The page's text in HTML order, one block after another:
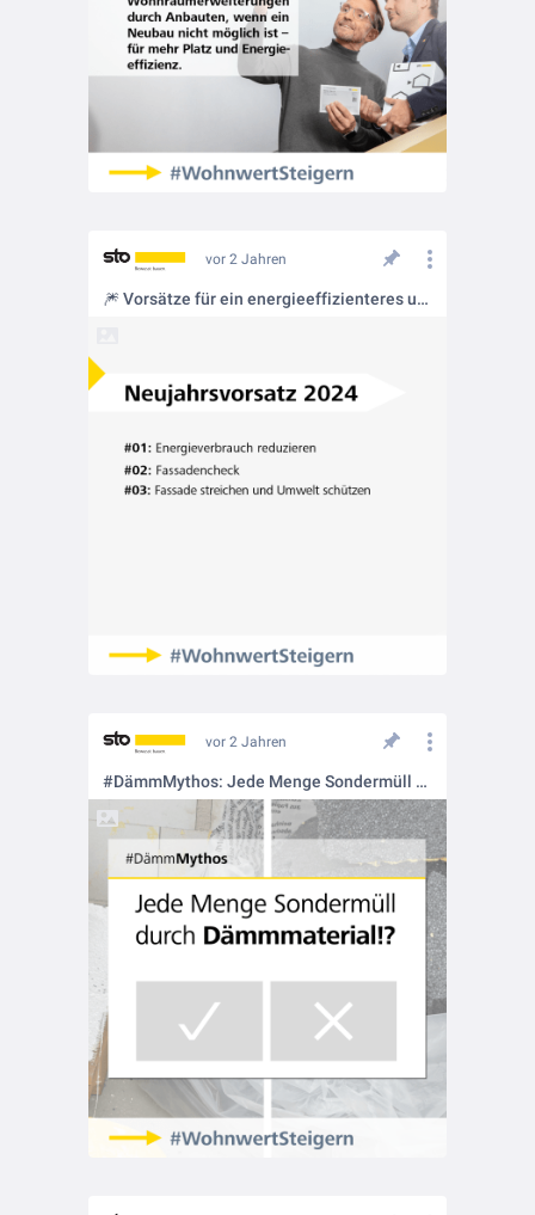
vor 2 Jahren
🎆 Vorsätze für ein energieeffizienteres und langlebigeres Zuhause
vor 2 Jahren
#DämmMythos: Jede Menge Sondermüll durch Dämmmaterial ❗❓